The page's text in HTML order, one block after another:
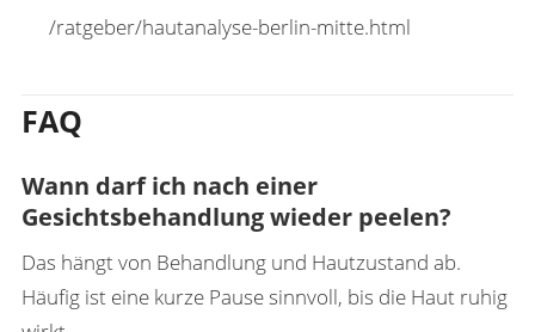
/ratgeber/hautanalyse-berlin-mitte.html
FAQ
Wann darf ich nach einer
Gesichtsbehandlung wieder peelen?
Das hängt von Behandlung und Hautzustand ab.
Häufig ist eine kurze Pause sinnvoll, bis die Haut ruhig